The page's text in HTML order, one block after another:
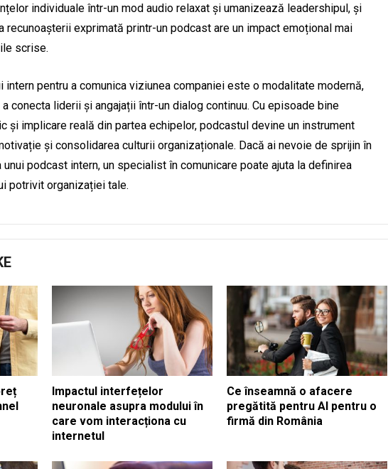
individuale într-un mod audio relaxat și umanizează leadershipul, și
recunoașterii exprimată printr-un podcast are un impact emoțional mai
scrise.
pentru a comunica viziunea companiei este o modalitate modernă,
conecta liderii și angajații într-un dialog continuu. Cu episoade bine
și implicare reală din partea echipelor, podcastul devine un instrument
și consolidarea culturii organizaționale. Dacă ai nevoie de sprijin în
podcast intern, un specialist în comunicare poate ajuta la definirea
potrivit organizației tale.
Impactul interfețelor
neuronale asupra modului în
care vom interacționa cu
internetul
Ce înseamnă o afacere
pregătită pentru AI pentru o
firmă din România